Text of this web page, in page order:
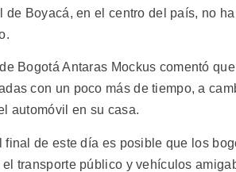
de Boyacá, en el centro del país, no
Bogotá Antaras Mockus comentó
con un poco más de tiempo, a
automóvil en su casa.
final de este día es posible que los
transporte público y vehículos